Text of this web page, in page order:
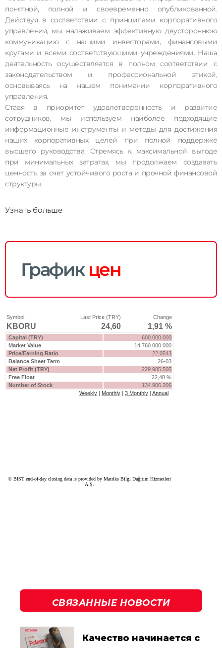
понятной, полной и своевременно опубликованной.
Действуя в соответствии с принципами корпоративного
управления, мы налаживаем эффективную двустороннюю
коммуникацию с нашими инвесторами, финансовыми
кругами и всеми соответствующими учреждениями. Наша
деятельность осуществляется в полном соответствии с
законодательством и профессиональной этикой,
основываясь на нашем понимании корпоративного
управления.
Ставя в приоритет удовлетворенность и развитие
сотрудников, мы используем наиболее подходящие
информационные инструменты и методы для достижения
наших корпоративных целей при полной поддержке
высшего руководства. Стремясь к максимальной выгоде
при минимальных затратах, мы продолжаем создавать
ценность за счет устойчивого роста и прочной финансовой
структуры.
Узнать больше
График цен